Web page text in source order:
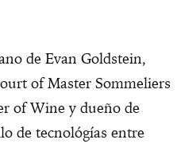
de Evan Goldstein,
of Master Sommeliers
of Wine y dueño de
de tecnológías entre